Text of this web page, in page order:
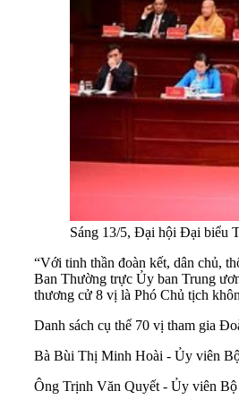
Sáng 13/5, Đại hội Đại biểu
“Với tinh thần đoàn kết, dân chủ,
Ban Thường trực Ủy ban Trung
thương cử 8 vị là Phó Chủ tịch
Danh sách cụ thể 70 vị tham gia
Bà Bùi Thị Minh Hoài - Ủy viên
Ông Trịnh Văn Quyết - Ủy viên